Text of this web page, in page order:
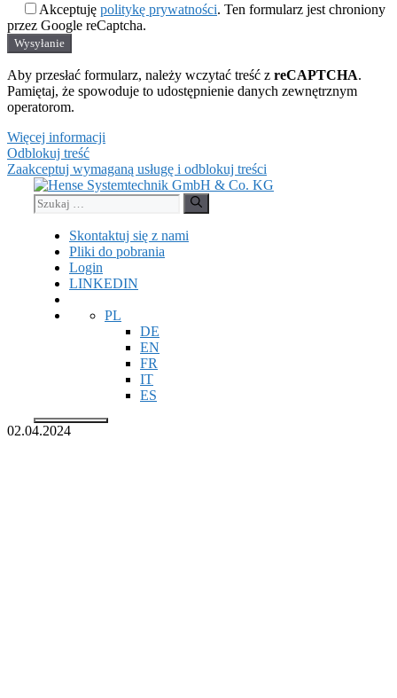
Akceptuję politykę prywatności. Ten formularz jest chroniony
przez Google reCaptcha.
Wysyłanie
Aby przesłać formularz, należy wczytać treść z reCAPTCHA.
Pamiętaj, że spowoduje to udostępnienie danych zewnętrznym
operatorom.
Więcej informacji
Odblokuj treść
Zaakceptuj wymaganą usługę i odblokuj treści
Przejdź
treści
Szukaj:
Skontaktuj się z nami
Pliki do pobrania
Login
LINKEDIN
PL
DE
EN
FR
IT
ES
02.04.2024